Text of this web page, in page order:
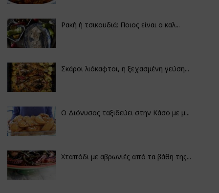
Ρακή ή τσικουδιά: Ποιος είναι ο καλ...
Σκάροι λιόκαφτοι, η ξεχασμένη γεύση...
Ο Διόνυσος ταξιδεύει στην Κάσο με μ...
Χταπόδι με αβρωνιές από τα βάθη της...